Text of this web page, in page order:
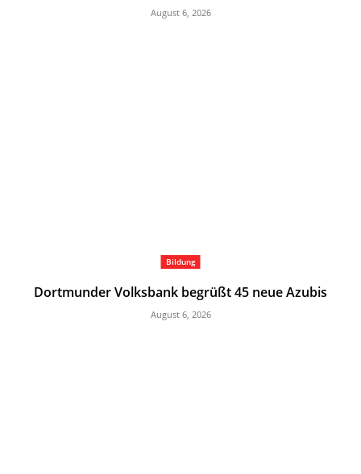
August 6, 2026
Bildung
Dortmunder Volksbank begrüßt 45 neue Azubis
August 6, 2026